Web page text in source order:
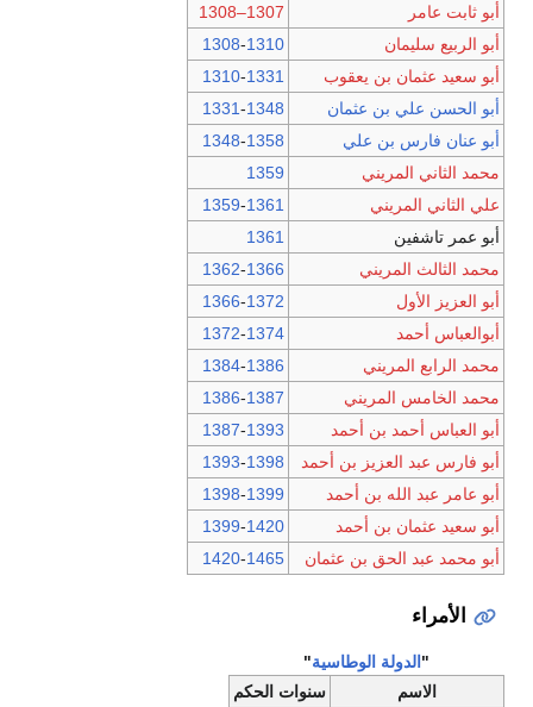
أبو ثابت عامر
1307–1308
أبو الربيع سليمان
1308-1310
أبو سعيد عثمان بن يعقوب
1310-1331
أبو الحسن علي بن عثمان
1331-1348
أبو عنان فارس بن علي
1348-1358
محمد الثاني المريني
1359
علي الثاني المريني
1359-1361
أبو عمر تاشفين
1361
محمد الثالث المريني
1362-1366
أبو العزيز الأول
1366-1372
أبوالعباس أحمد
1372-1374
محمد الرابع المريني
1384-1386
محمد الخامس المريني
1386-1387
أبو العباس أحمد بن أحمد
1387-1393
أبو فارس عبد العزيز بن أحمد
1393-1398
أبو عامر عبد الله بن أحمد
1398-1399
أبو سعيد عثمان بن أحمد
1399-1420
أبو محمد عبد الحق بن عثمان
1420-1465
الأمراء
" الدولة الوطاسية"
الاسم
سنوات الحكم